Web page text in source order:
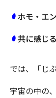
ホモ・エ
共に感じ
では、「じ
宇宙の中の